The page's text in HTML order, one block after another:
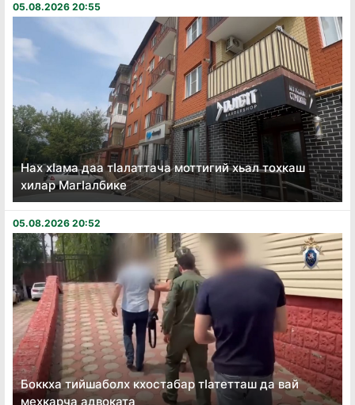
05.08.2026 20:55
Нах хӏама даа тӏалаттача моттигий хьал тохкаш
хилар Магӏалбике
05.08.2026 20:52
Боккха тийшаболх кхостабар тӏатетташ да вай
мехкарча адвоката